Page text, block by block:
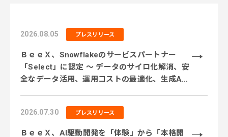
2026.08.05 プレスリリース
ＢｅｅＸ、Snowflakeのサービスパートナー
「Select」に認定 ～ データのサイロ化解消、安
全なデータ活用、運用コストの最適化、生成AI
2026.07.30 プレスリリース
ＢｅｅＸ、AI駆動開発を「体験」から「本格開